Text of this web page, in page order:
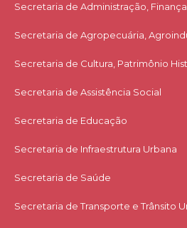
Secretaria de Administração,
Secretaria de Agropecuária,
Secretaria de Cultura, Patrimônio
Secretaria de Assistência Social
Secretaria de Educação
Secretaria de Infraestrutura Urbana
Secretaria de Saúde
Secretaria de Transporte e Trânsito